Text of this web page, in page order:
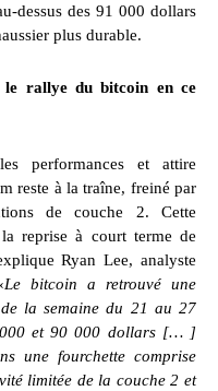
dessus des 91 000 dollars
plus durable.
le rallye du bitcoin en ce
performances et attire
reste à la traîne, freiné par
de couche 2. Cette
reprise à court terme de
Ryan Lee, analyste
Le bitcoin a retrouvé une
la semaine du 21 au 27
000 et 90 000 dollars [… ]
une fourchette comprise
limitée de la couche 2 et